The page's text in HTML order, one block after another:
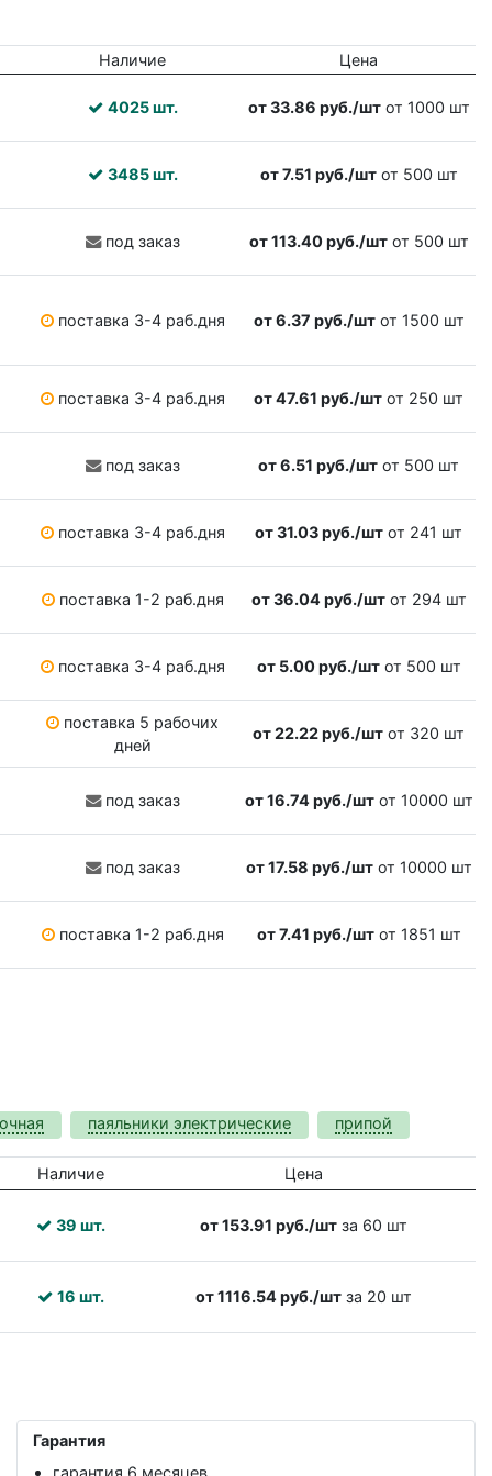
Наличие Цена
4025 шт. от 33.86 руб./штот 1000 шт
3485 шт. от 7.51 руб./штот 500 шт
под заказ от 113.40 руб./штот 500 шт
поставка 3-4 раб.дня от 6.37 руб./штот 1500 шт
поставка 3-4 раб.дня от 47.61 руб./шт от 250 шт
под заказ от 6.51 руб./шт от 500 шт
поставка 3-4 раб.дня от 31.03 руб./шт от 241 шт
поставка 1-2 раб.дня от 36.04 руб./штот 294 шт
поставка 3-4 раб.дня от 5.00 руб./штот 500 шт
поставка 5 рабочих
дней
от 22.22 руб./шт от 320 шт
под заказ от 16.74 руб./штот 10000 шт
под заказ от 17.58 руб./штот 10000 шт
поставка 1-2 раб.дня от 7.41 руб./штот 1851 шт
паяльники электрические припой
Наличие Цена
39 шт. от 153.91 руб./штза 60 шт
16 шт. от 1116.54 руб./штза 20 шт
Гарантия
гарантия 6 месяцев